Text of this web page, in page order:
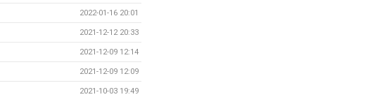
2022-01-16 20:01
2021-12-12 20:33
2021-12-09 12:14
2021-12-09 12:09
2021-10-03 19:49